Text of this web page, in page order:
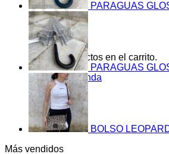
No hay productos en el carrito.
Volver a la tienda
PARAGUAS
PARAGUAS
BOLSO
Más vendidos